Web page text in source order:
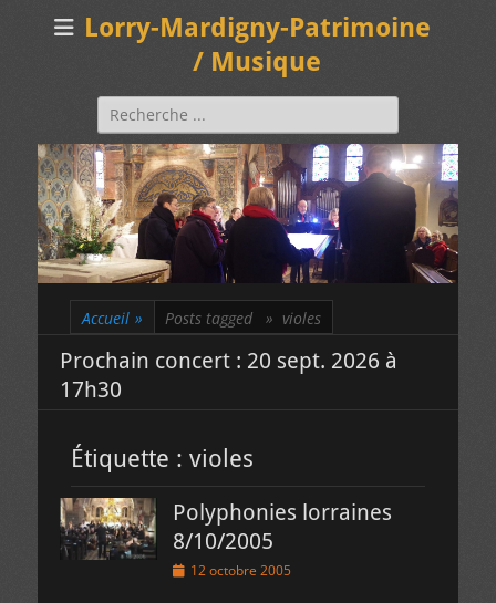
Lorry-Mardigny-Patrimoine
/ Musique
Rechercher :
Accueil » Posts tagged » violes
Prochain concert : 20 sept. 2026 à
17h30
Étiquette : violes
Polyphonies lorraines
8/10/2005
Posted12 octobre 2005